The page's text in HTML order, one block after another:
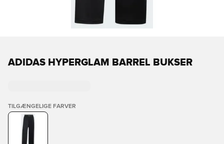
ADIDAS HYPERGLAM BARREL BUKSER
TILGÆNGELIGE FARVER